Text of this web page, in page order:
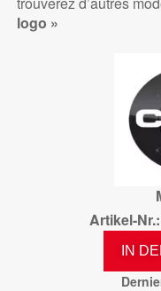
logo »
Artikel-Nr.
IN